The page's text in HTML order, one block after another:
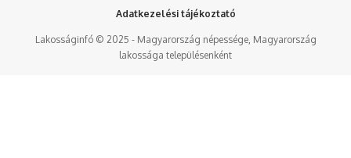
Lakosságinfó © 2025 - Magyarország népessége, Magyarország
lakossága településenként
Adatkezelési tájékoztató